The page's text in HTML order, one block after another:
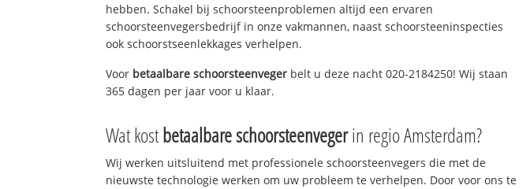
hebben. Schakel bij schoorsteenproblemen altijd een ervaren
schoorsteenvegersbedrijf in onze vakmannen, naast schoorsteeninspecties
ook schoorstseenlekkages verhelpen.
Voor betaalbare schoorsteenveger belt u deze nacht 020-2184250! Wij staan
365 dagen per jaar voor u klaar.
Wat kostbetaalbare schoorsteenvegerin regio Amsterdam?
Wij werken uitsluitend met professionele schoorsteenvegers die met de
nieuwste technologie werken om uw probleem te verhelpen. Door voor ons te